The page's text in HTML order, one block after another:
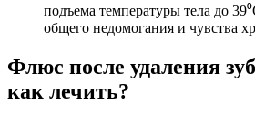
подъема температуры тела до
общего недомогания и чувства
Флюс после удаления
как лечить?